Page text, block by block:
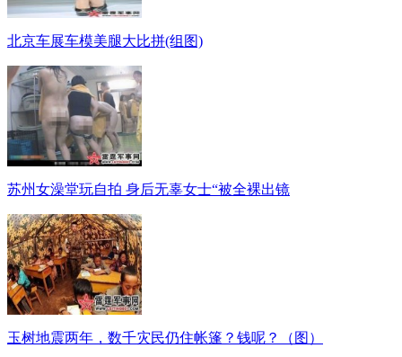
北京车展车模美腿大比拼(组图)
苏州女澡堂玩自拍 身后无辜女士“被全裸出镜
玉树地震两年，数千灾民仍住帐篷？钱呢？（图）